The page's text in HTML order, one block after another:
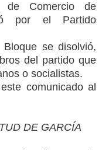
de Comercio de
por el Partido
se disolvió,
del partido que
o socialistas.
comunicado al
DE GARCÍA